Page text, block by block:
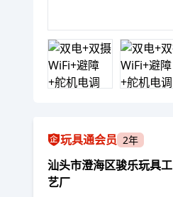
玩具通会员 2年
汕头市澄海区骏乐玩具工
艺厂